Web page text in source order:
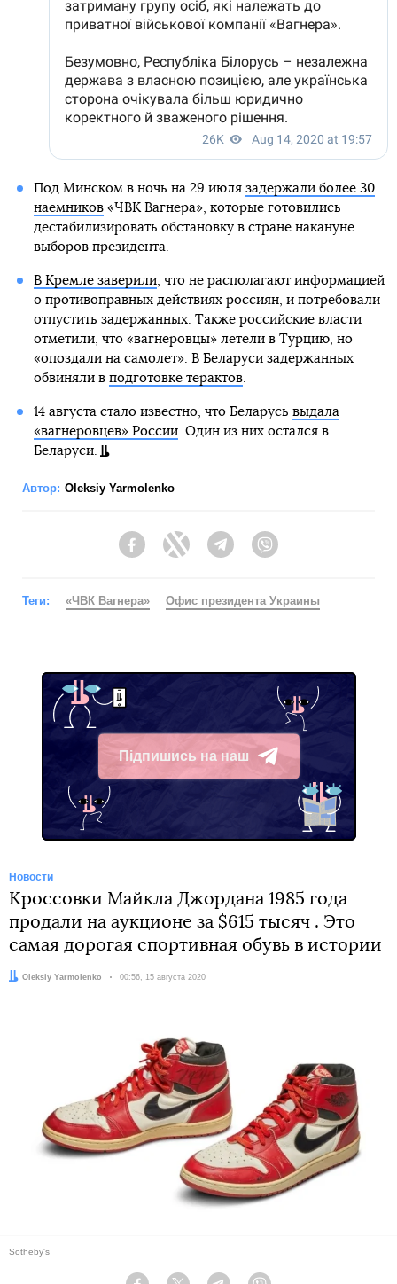
Под Минском в ночь на 29 июля задержали более 30
наемников«ЧВК Вагнера», которые готовились
дестабилизировать обстановку в стране накануне
выборов президента.
В Кремле заверили, что не располагают информацией
о противоправных действиях россиян, и потребовали
отпустить задержанных. Также российские власти
отметили, что «вагнеровцы» летели в Турцию, но
«опоздали на самолет». В Беларуси задержанных
обвиняли в подготовке терактов.
14 августа стало известно, что Беларусь выдала
«вагнеровцев» России. Один из них остался в
Беларуси.
Автор: Oleksiy Yarmolenko
FacebookTwitter Telegram
Теги: «ЧВК Вагнера» Офис президента Украины
Підпишись на наш
Telegram
Новости
Кроссовки Майкла Джордана 1985 года
продали на аукционе за $615 тысяч . Это
самая дорогая спортивная обувь в истории
Автор:
Oleksiy Yarmolenko Дата:
00:56, 15 августа 2020
Sotheby's